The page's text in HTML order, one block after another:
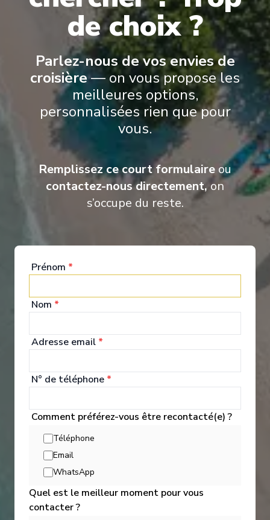
Suites Azamara Cruises’ suites offer an elevated way to travel,
combining refined design, personalized service, and thoughtful
From the World Owner’s Suite to the Ocean Suites, Spa
Suites, and Continent Suites, each accommodation is designed to
feel inviting and well-appointed.
World Owner's Suite
Expériences à Bord
Built to cross oceans, cruise along scenic waterways and dock
at locations larger ships can’t access — this small ship cruising
experience is unlike any other.
de choix ?
Parlez-nous de vos envies de
croisière — on vous propose les
meilleures options,
personnalisées rien que pour
vous.
Remplissez ce court formulaire ou
contactez-nous directement, on
s’occupe du reste.
Prénom *
Nom *
Adresse email *
N° de téléphone *
Comment préférez-vous être recontacté(e) ?
Téléphone
Email
WhatsApp
Quel est le meilleur moment pour vous
contacter ?